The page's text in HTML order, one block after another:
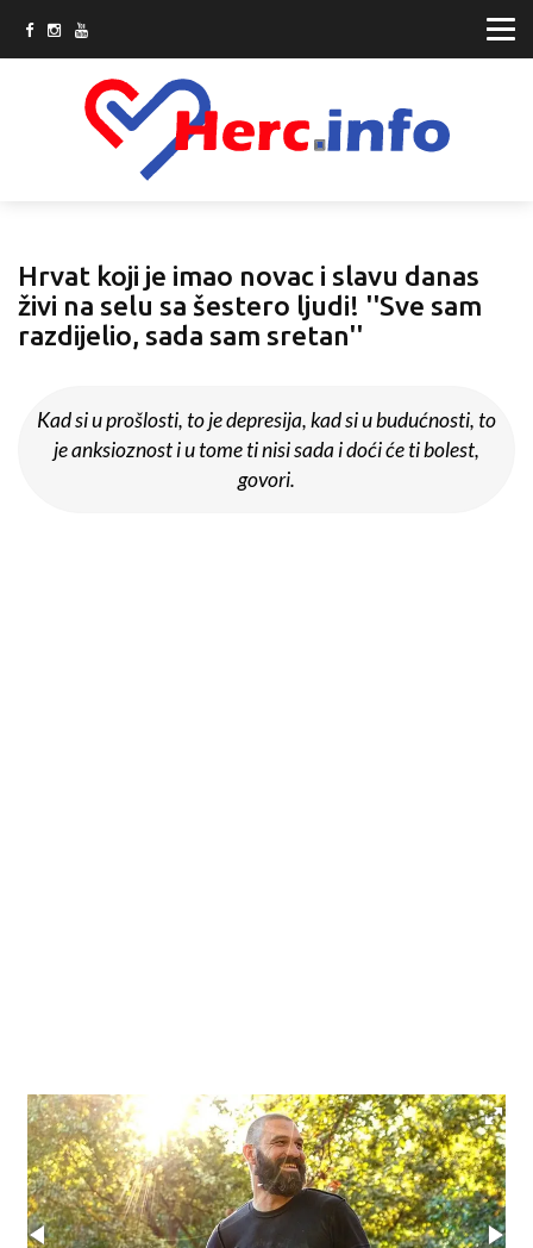
Hrvat koji je imao novac i slavu danas
živi na selu sa šestero ljudi! ''Sve sam
razdijelio, sada sam sretan''
Kad si u prošlosti, to je depresija, kad si u budućnosti, to
je anksioznost i u tome ti nisi sada i doći će ti bolest,
govori.